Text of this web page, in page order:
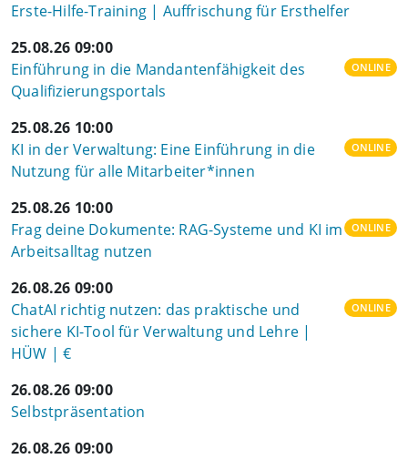
Erste-Hilfe-Training | Auffrischung für Ersthelfer
25.08.26 09:00
Einführung in die Mandantenfähigkeit des
Qualifizierungsportals
ONLINE
25.08.26 10:00
KI in der Verwaltung: Eine Einführung in die
Nutzung für alle Mitarbeiter*innen
ONLINE
25.08.26 10:00
Frag deine Dokumente: RAG-Systeme und KI im
Arbeitsalltag nutzen
ONLINE
26.08.26 09:00
ChatAI richtig nutzen: das praktische und
sichere KI-Tool für Verwaltung und Lehre |
HÜW | €
ONLINE
26.08.26 09:00
Selbstpräsentation
26.08.26 09:00